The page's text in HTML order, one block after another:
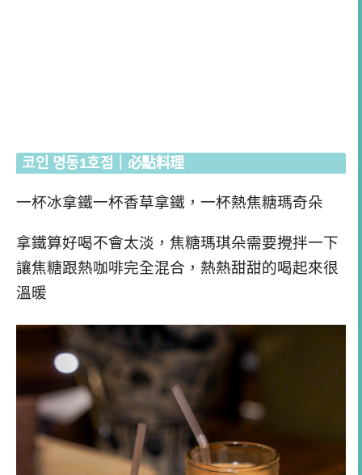
코인 명동1호점｜必點料理
一杯冰拿鐵一杯香草拿鐵，一杯熱焦糖瑪奇朵
拿鐵算好喝不會太淡，焦糖瑪琪朵需要攪拌一下
讓焦糖跟熱咖啡完全混合，熱熱甜甜的喝起來很
溫暖